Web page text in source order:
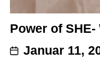
Power of
Januar 11,